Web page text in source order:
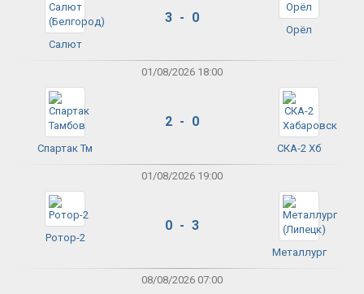
Салют
3 - 0
Орёл
01/08/2026 18:00
Спартак Тм
2 - 0
СКА-2 Хб
01/08/2026 19:00
Ротор-2
0 - 3
Металлург
08/08/2026 07:00